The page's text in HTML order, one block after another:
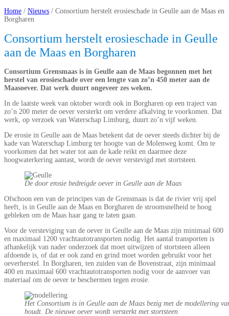
Home / Nieuws / Consortium herstelt erosieschade in Geulle aan de Maas en
Borgharen
Consortium herstelt erosieschade in Geulle
aan de Maas en Borgharen
Consortium Grensmaas is in Geulle aan de Maas begonnen met het
herstel van erosieschade over een lengte van zo’n 450 meter aan de
Maasoever. Dat werk duurt ongeveer zes weken.
In de laatste week van oktober wordt ook in Borgharen op een traject van
zo’n 200 meter de oever versterkt om verdere afkalving te voorkomen. Dat
werk, op verzoek van Waterschap Limburg, duurt zo’n vijf weken.
De erosie in Geulle aan de Maas betekent dat de oever steeds dichter bij de
kade van Waterschap Limburg ter hoogte van de Molenweg komt. Om te
voorkomen dat het water tot aan de kade reikt en daarmee deze
hoogwaterkering aantast, wordt de oever verstevigd met stortsteen.
De door erosie bedreigde oever in Geulle aan de Maas
Ofschoon een van de principes van de Grensmaas is dat de rivier vrij spel
heeft, is in Geulle aan de Maas en Borgharen de stroomsnelheid te hoog
gebleken om de Maas haar gang te laten gaan.
Voor de versteviging van de oever in Geulle aan de Maas zijn minimaal 600
en maximaal 1200 vrachtautotransporten nodig. Het aantal transporten is
afhankelijk van nader onderzoek dat moet uitwijzen of stortsteen alleen
afdoende is, of dat er ook zand en grind moet worden gebruikt voor het
oeverherstel. In Borgharen, ten zuiden van de Bovenstraat, zijn minimaal
400 en maximaal 600 vrachtautotransporten nodig voor de aanvoer van
materiaal om de oever te beschermen tegen erosie.
Het Consortium is in Geulle aan de Maas bezig met de modellering
houdt. De nieuwe oever wordt versterkt met stortsteen